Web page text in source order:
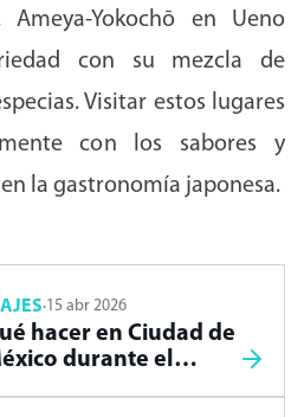
Yokochō en Ueno
con su mezcla de
Visitar estos lugares
con los sabores y
la gastronomía japonesa.
·15 abr 2026
hacer en Ciudad de
durante el